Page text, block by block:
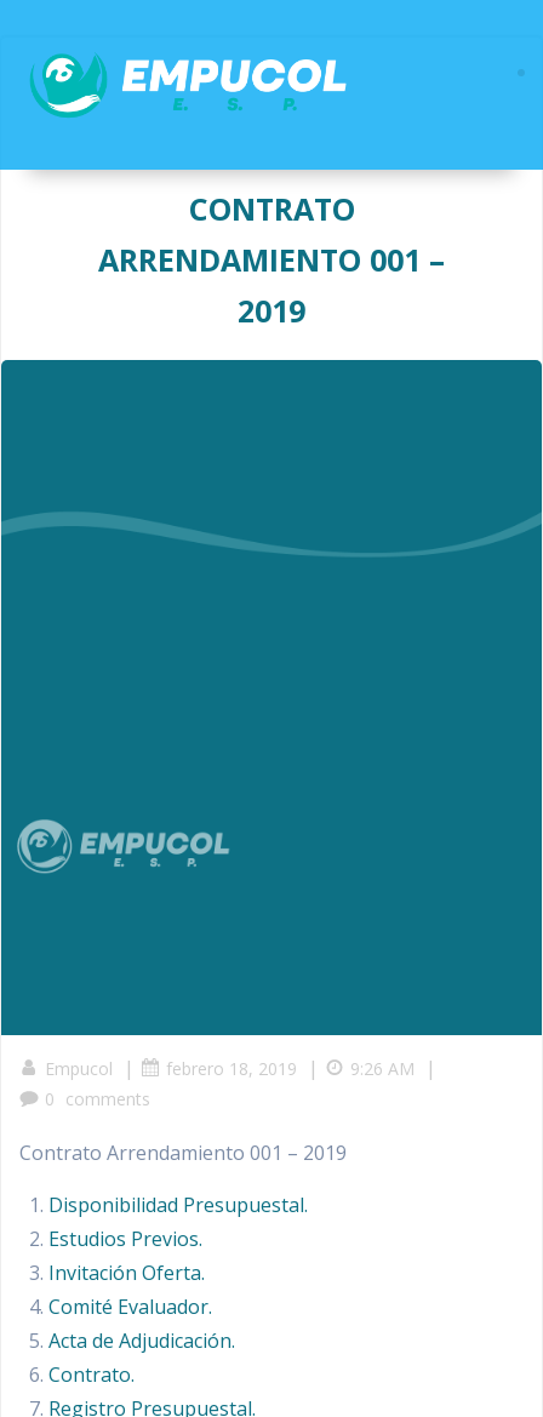
contenido
CONTRATO
ARRENDAMIENTO 001 –
2019
Empucol | febrero 18, 2019 | 9:26 AM |
0 comments
Contrato Arrendamiento 001 – 2019
Disponibilidad Presupuestal.
Estudios Previos.
Invitación Oferta.
Comité Evaluador.
Acta de Adjudicación.
Contrato.
Registro Presupuestal.